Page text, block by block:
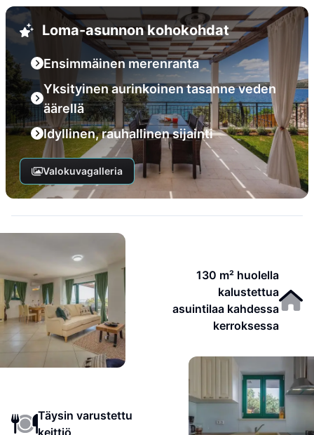
Loma-asunnon kohokohdat
Ensimmäinen merenranta
Yksityinen aurinkoinen tasanne veden
äärellä
Idyllinen, rauhallinen sijainti
Valokuvagalleria
130 m² huolella
kalustettua
asuintilaa kahdessa
kerroksessa
Täysin varustettu
keittiö